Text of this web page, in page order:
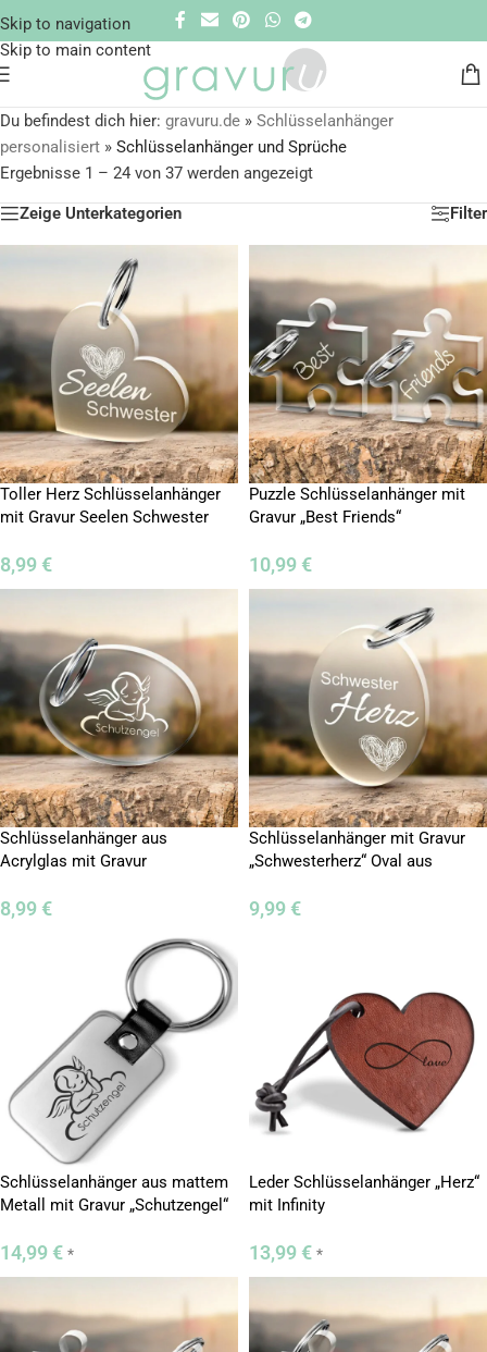
Skip to navigation
Skip to main content
Du befindest dich hier: gravuru.de » Schlüsselanhänger
personalisiert » Schlüsselanhänger und Sprüche
Ergebnisse 1 – 24 von 37 werden angezeigt
Zeige Unterkategorien Filter
Toller Herz Schlüsselanhänger
mit Gravur Seelen Schwester
8,99 €
Puzzle Schlüsselanhänger mit
Gravur „Best Friends“
10,99 €
Schlüsselanhänger aus
Acrylglas mit Gravur
8,99 €
Schlüsselanhänger mit Gravur
„Schwesterherz“ Oval aus
9,99 €
Schlüsselanhänger aus mattem
Metall mit Gravur „Schutzengel“
14,99 € *
Leder Schlüsselanhänger „Herz“
mit Infinity
13,99 € *